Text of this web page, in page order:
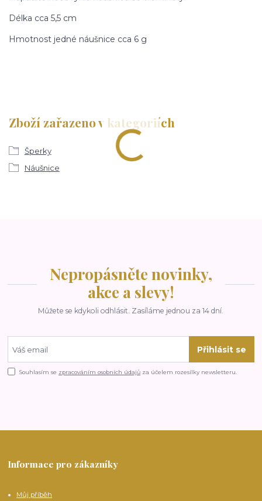
Délka cca 5,5 cm
Hmotnost jedné náušnice cca 6 g
Zboží zařazeno v kategoriích
Šperky
Náušnice
Nepropásněte novinky,
akce a slevy!
Můžete se kdykoli odhlásit. Zasíláme jednou za 14 dní.
Přihlásit se
Souhlasím se zpracováním osobních údajů za účelem rozesílky newsletteru.
Informace pro zákazníky
Můj příběh